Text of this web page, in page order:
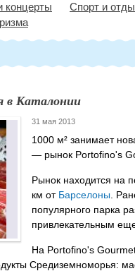
концерты
Спорт и
в Каталонии
31 мая 2013
1000 м² занимает
— рынок Portofino's
Рынок находится на
км от Барселоны .
популярного парка
привлекательным
На Portofino's
Средиземноморья: